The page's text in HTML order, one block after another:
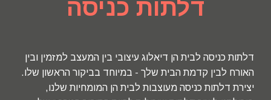
דלתות כניסה
דלתות כניסה לבית הן דיאלוג עיצובי בין המעצב למזמין ובין
האורח לבין קדמת הבית שלך - במיוחד בביקור הראשון שלו.
יצירת דלתות כניסה מעוצבות לבית הן המומחיות שלנו,